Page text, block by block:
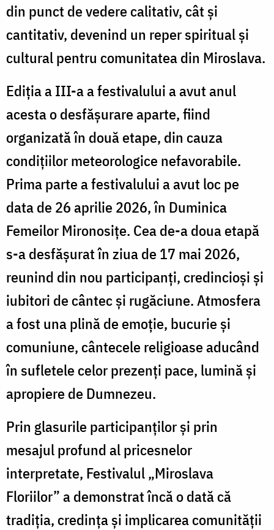
din punct de vedere calitativ, cât și
cantitativ, devenind un reper spiritual și
cultural pentru comunitatea din Miroslava.
Ediția a III-a a festivalului a avut anul
acesta o desfășurare aparte, fiind
organizată în două etape, din cauza
condițiilor meteorologice nefavorabile.
Prima parte a festivalului a avut loc pe
data de 26 aprilie 2026, în Duminica
Femeilor Mironosițe. Cea de-a doua etapă
s-a desfășurat în ziua de 17 mai 2026,
reunind din nou participanți, credincioși și
iubitori de cântec și rugăciune. Atmosfera
a fost una plină de emoție, bucurie și
comuniune, cântecele religioase aducând
în sufletele celor prezenți pace, lumină și
apropiere de Dumnezeu.
Prin glasurile participanților și prin
mesajul profund al pricesnelor
interpretate, Festivalul „Miroslava
Floriilor” a demonstrat încă o dată că
tradiția, credința și implicarea comunității